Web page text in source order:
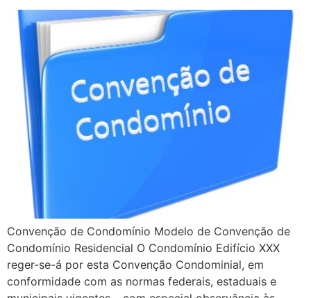
Convenção de Condomínio Modelo de Convenção de
Condomínio Residencial O Condomínio Edifício XXX
reger-se-á por esta Convenção Condominial, em
conformidade com as normas federais, estaduais e